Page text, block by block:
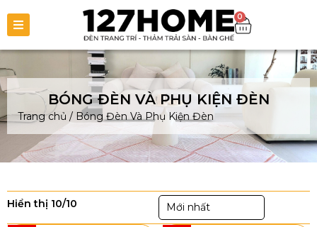
0
BÓNG ĐÈN VÀ PHỤ KIỆN ĐÈN
Trang chủ / Bóng Đèn Và Phụ Kiện Đèn
Hiển thị 10/10 Mới nhất